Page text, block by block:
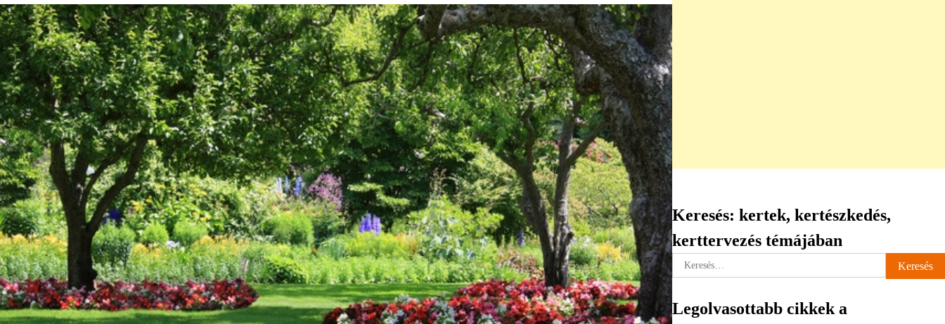
Keresés: kertek, kertészkedés,
kerttervezés témájában
Keresés:
Legolvasottabb cikkek a